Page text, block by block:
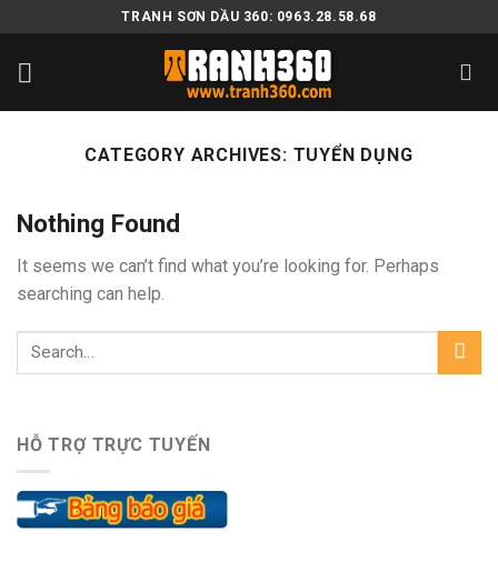
to
content
TRANH SƠN DẦU 360: 0963.28.58.68
CATEGORY ARCHIVES: TUYỂN DỤNG
Nothing Found
It seems we can’t find what you’re looking for. Perhaps
searching can help.
HỖ TRỢ TRỰC TUYẾN